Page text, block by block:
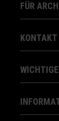
FÜR
KONTAKT